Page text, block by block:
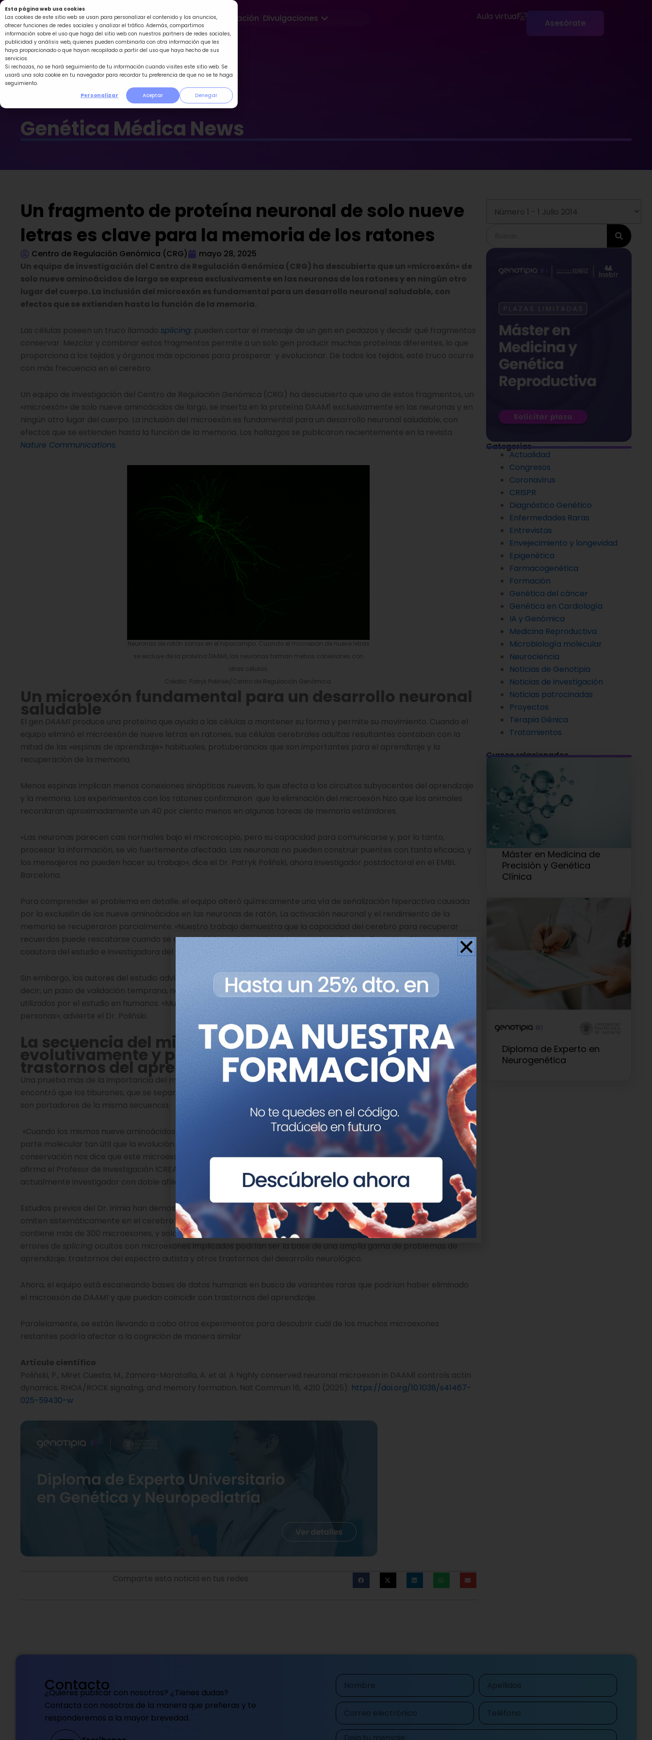
Esta página web usa cookies
Las cookies de este sitio web se usan para personalizar el contenido y los anuncios,
ofrecer funciones de redes sociales y analizar el tráfico. Además, compartimos
información sobre el uso que haga del sitio web con nuestros partners de redes sociales,
publicidad y análisis web, quienes pueden combinarla con otra información que les
haya proporcionado o que hayan recopilado a partir del uso que haya hecho de sus
servicios.
Si rechazas, no se hará seguimiento de tu información cuando visites este sitio web. Se
usará una sola cookie en tu navegador para recordar tu preferencia de que no se te haga
seguimiento.
Personalizar
Aceptar Denegar
Ir
al
contenido
Formación Divulgaciones Abrir Divulgaciones Aula virtual
Asesórate
Genética Médica News
Un fragmento de proteína neuronal de solo nueve
letras es clave para la memoria de los ratones
Centro de Regulación Genómica (CRG)
mayo 28, 2025
Un equipo de investigación del Centro de Regulación Genómica (CRG) ha descubierto que un «microexón» de
solo nueve aminoácidos de largo se expresa exclusivamente en las neuronas de los ratones y en ningún otro
lugar del cuerpo. La inclusión del microexón es fundamental para un desarrollo neuronal saludable, con
efectos que se extienden hasta la función de la memoria.
Las células poseen un truco llamado splicing: pueden cortar el mensaje de un gen en pedazos y decidir qué fragmentos
conservar. Mezclar y combinar estos fragmentos permite a un solo gen producir muchas proteínas diferentes, lo que
proporciona a los tejidos y órganos más opciones para prosperar y evolucionar. De todos los tejidos, este truco ocurre
con más frecuencia en el cerebro.
Un equipo de investigación del Centro de Regulación Genómica (CRG) ha descubierto que uno de estos fragmentos, un
«microexón» de solo nueve aminoácidos de largo, se inserta en la proteína DAAM1 exclusivamente en las neuronas y en
ningún otro lugar del cuerpo. La inclusión del microexón es fundamental para un desarrollo neuronal saludable, con
efectos que se extienden hasta la función de la memoria. Los hallazgos se publicaron recientemente en la revista
Nature Communications.
Neuronas de ratón sanas en el hipocampo. Cuando el microexón de nueve letras
se excluye de la proteína DAAM1, las neuronas forman menos conexiones con
otras células.
Crédito: Patryk Poliński/Centro de Regulación Genómica.
Un microexón fundamental para un desarrollo neuronal
saludable
El gen DAAM1 produce una proteína que ayuda a las células a mantener su forma y permite su movimiento. Cuando el
equipo eliminó el microexón de nueve letras en ratones, sus células cerebrales adultas resultantes contaban con la
mitad de las «espinas de aprendizaje» habituales, protuberancias que son importantes para el aprendizaje y la
recuperación de la memoria.
Menos espinas implican menos conexiones sinápticas nuevas, lo que afecta a los circuitos subyacentes del aprendizaje
y la memoria. Los experimentos con los ratones confirmaron que la eliminación del microexón hizo que los animales
recordaran aproximadamente un 40 por ciento menos en algunas tareas de memoria estándares.
«Las neuronas parecen casi normales bajo el microscopio, pero su capacidad para comunicarse y, por lo tanto,
procesar la información, se vio fuertemente afectada. Las neuronas no pueden construir puentes con tanta eficacia, y
los mensajeros no pueden hacer su trabajo», dice el Dr. Patryk Poliński, ahora investigador postdoctoral en el EMBL
Barcelona.
Para comprender el problema en detalle, el equipo alteró químicamente una vía de señalización hiperactiva causada
por la exclusión de los nueve aminoácidos en las neuronas de ratón. La activación neuronal y el rendimiento de la
memoria se recuperaron parcialmente. «Nuestro trabajo demuestra que la capacidad del cerebro para recuperar
recuerdos puede rescatarse cuando se activa el interruptor molecular correcto», afirma la Dra. Mara Dierssen,
coautora del estudio e investigadora del Centro de Regulación Genómica.
Sin embargo, los autores del estudio advierten que rescatar la función cognitiva es solo una prueba de principio, es
decir, un paso de validación temprana, no una terapia, aunque ya existen inhibidores aprobados similares a los
utilizados por el estudio en humanos. «Muestra un gran potencial, pero es demasiado pronto para hablar de las
personas», advierte el Dr. Poliński.
La secuencia del microexón está conservada
evolutivamente y podría estar relacionada con
trastornos del aprendizaje
Una prueba más de la importancia del microexón proviene de la observación de su conservación evolutiva. El estudio
encontró que los tiburones, que se separaron de los antepasados de los humanos hace cientos de millones de años,
son portadores de la misma secuencia.
«Cuando los mismos nueve aminoácidos aparecen tanto en los tiburones como en los humanos, estamos viendo una
parte molecular tan útil que la evolución se ha negado a jugar con ella durante casi 500 millones de años. Ese nivel de
conservación nos dice que este microexón es un engranaje crítico que ayuda a las neuronas a conectar los recuerdos»,
afirma el Profesor de Investigación ICREA Manuel Irimia, coautor del estudio que llevó a cabo el estudio en el CRG y es
actualmente investigador con doble afiliación entre la Universidad Pompeu Fabra y el Centro de Regulación Genómica.
Estudios previos del Dr. Irimia han demostrado que un gran conjunto de microexones específicos de las neuronas se
omiten sistemáticamente en el cerebro de las personas con trastorno del espectro autista. El cerebro humano
contiene más de 300 microexones, y solo un puñado han sido estudiados en detalle. Los autores sospechan que los
errores de splicing ocultos con microexones implicados podrían ser la base de una amplia gama de problemas de
aprendizaje, trastornos del espectro autista y otros trastornos del desarrollo neurológico.
Ahora, el equipo está escaneando bases de datos humanas en busca de variantes raras que podrían haber eliminado
el microexón de DAAM1 y que puedan coincidir con trastornos del aprendizaje.
Paralelamente, se están llevando a cabo otros experimentos para descubrir cuál de los muchos microexones
restantes podría afectar a la cognición de manera similar.
Artículo científico
Poliński, P., Miret Cuesta, M., Zamora-Moratalla, A. et al. A highly conserved neuronal microexon in DAAM1 controls actin
dynamics, RHOA/ROCK signaling, and memory formation. Nat Commun 16, 4210 (2025). https://doi.org/10.1038/s41467-
025-59430-w
Comparte esta noticia en tus redes
Categorías
Actualidad
Congresos
Coronavirus
CRISPR
Diagnóstico Genético
Enfermedades Raras
Entrevistas
Envejecimiento y longevidad
Epigenética
Farmacogenética
Formación
Genética del cáncer
Genética en Cardiología
IA y Genómica
Medicina Reproductiva
Microbiología molecular
Neurociencia
Noticias de Genotipia
Noticias de investigación
Noticias patrocinadas
Proyectos
Terapia Génica
Tratamientos
Cursos relacionados
Máster en Medicina de
Precisión y Genética
Clínica
Diploma de Experto en
Neurogenética
Contacto
¿Quieres publicar con nosotros? ¿Tienes dudas?
Contacta con nosotros de la manera que prefieras y te
responderemos a la mayor brevedad.
Nombre Apellidos
Correo
electrónico
Teléfono
Mensaje